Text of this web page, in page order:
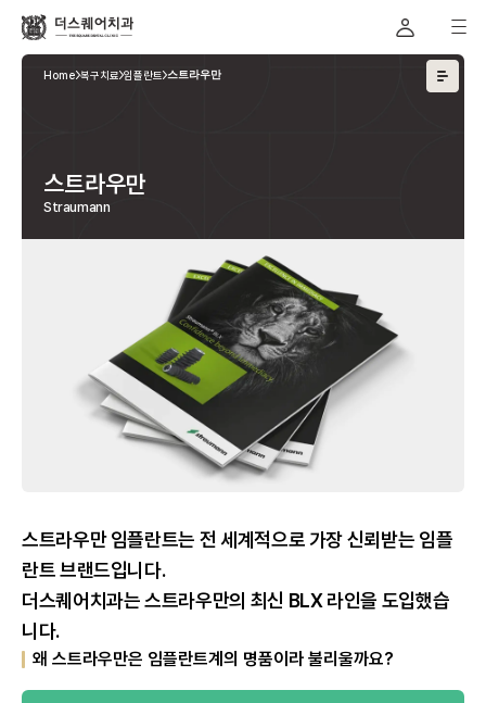
Home 복구치료 임플란트 스트라우만
스트라우만
Straumann
스트라우만 임플란트는 전 세계적으로 가장 신뢰받는 임플
란트 브랜드입니다.
더스퀘어치과는 스트라우만의 최신 BLX 라인을 도입했습
니다.
왜 스트라우만은 임플란트계의 명품이라 불리울까요?